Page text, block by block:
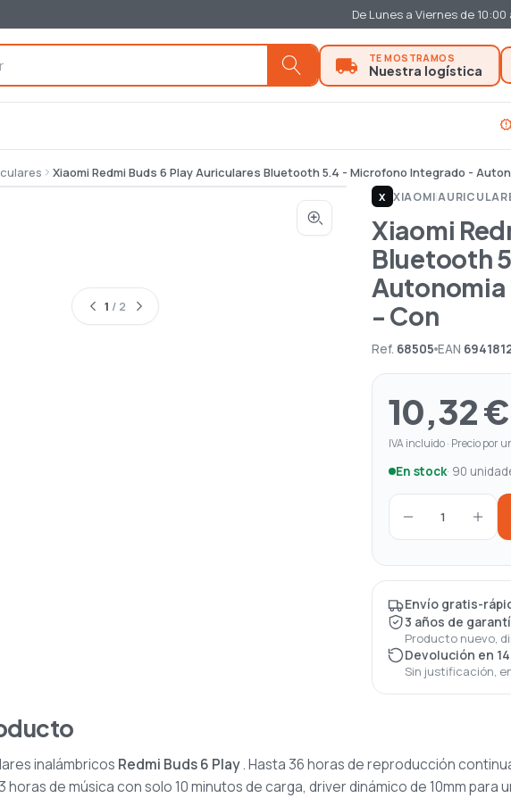
De Lunes a Viernes de 10:00
Xiaomi Redmi Buds 6 Play Auriculares Bluetooth 5.4 - Microfono Integrado -
1 / 2
X XIAOMI|
Xiaomi
Bluetooth
Autonomia
- Con
Ref. 68505 EAN
10,32 €
IVA incluido · Precio por
En stock· 90
1
Envío gratis-
3 años de
Producto nuevo,
Devolución en
Sin justificación,
inalámbricos Redmi Buds 6 Play. Hasta 36 horas de reproducción
de música con solo 10 minutos de carga, driver dinámico de 10mm para